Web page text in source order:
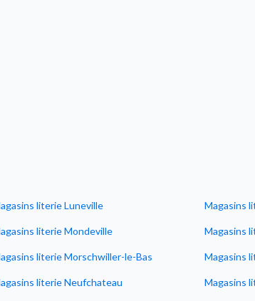
literie Luneville
literie Mondeville
literie Morschwiller-le-Bas
literie Neufchateau
Magasins
Magasins
Magasins
Magasins